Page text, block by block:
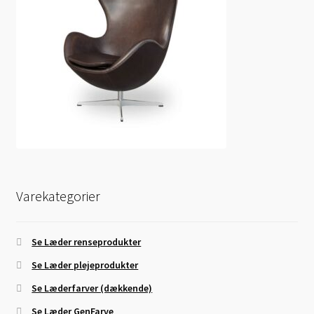
Varekategorier
Se Læder renseprodukter
Se Læder plejeprodukter
Se Læderfarver (dækkende)